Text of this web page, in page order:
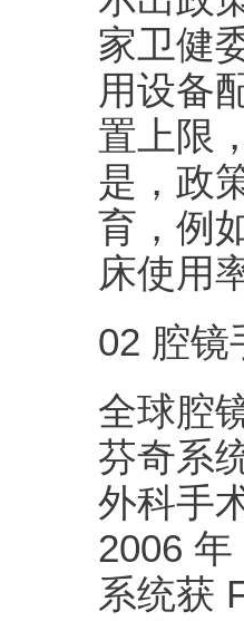
家卫健
用设备
置上限
是，政
育，例
床使用
02 腔镜
全球腔
芬奇系
外科手
2006
系统获